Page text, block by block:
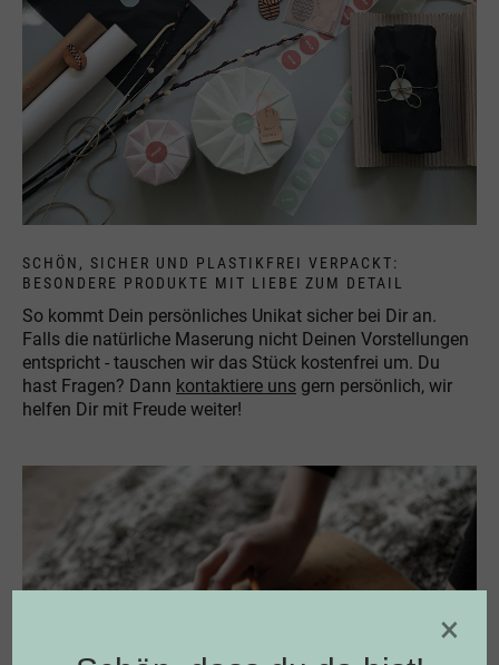
SCHÖN, SICHER UND PLASTIKFREI VERPACKT:
BESONDERE PRODUKTE MIT LIEBE ZUM DETAIL
So kommt Dein persönliches Unikat sicher bei Dir an.
Falls die natürliche Maserung nicht Deinen Vorstellungen
entspricht - tauschen wir das Stück kostenfrei um. Du
hast Fragen? Dann kontaktiere uns gern persönlich, wir
helfen Dir mit Freude weiter!
×